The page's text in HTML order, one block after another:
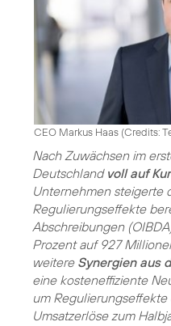
CEO Markus Haas (Credits:
Nach Zuwächsen im
Deutschland voll auf
Unternehmen steigerte
Regulierungseffekte
Abschreibungen
Prozent auf 927
weitere Synergien aus
eine kosteneffiziente
um
Umsatzerlöse zum